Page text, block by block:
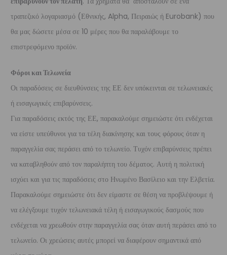
τραπεζικό λογαριασμό (Εθνικής, Alpha, Πειραιώς ή Eurobank) που
θα μας δώσετε μέσα σε 10 μέρες που θα παραλάβουμε το
επιστρεφόμενο προϊόν.
Φόροι και Τελωνεία
Οι παραδόσεις σε διευθύνσεις της ΕΕ δεν υπόκεινται σε τελωνειακές
ή εισαγωγικές επιβαρύνσεις.
Για παραδόσεις εκτός της ΕΕ, παρακαλούμε σημειώστε ότι ενδέχεται
να είστε υπεύθυνοι για τα τέλη διακίνησης και τους φόρους όταν η
παραγγελία σας περάσει από το τελωνείο. Τυχόν επιβαρύνσεις πρέπει
να καταβληθούν από τον παραλήπτη του δέματος. Αυτή η πολιτική
ισχύει και για τις παραδόσεις στο Ηνωμένο Βασίλειο και την Ελβετία.
Παρακαλούμε σημειώστε ότι δεν είμαστε σε θέση να προβλέψουμε ή
να ελέγξουμε τυχόν τελωνειακά τέλη ή εισαγωγικούς δασμούς που
ενδέχεται να χρεωθούν στην παραγγελία σας όταν αυτή περάσει από το
τελωνείο. Οι χρεώσεις αυτές μπορεί να διαφέρουν σημαντικά από